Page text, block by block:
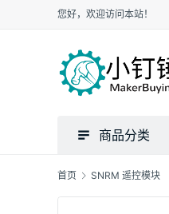
您好，欢迎访问本站！
商品分类
首页 SNRM 遥控模块